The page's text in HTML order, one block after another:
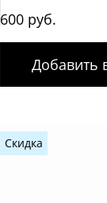
600 руб.
Добавить
Скидка